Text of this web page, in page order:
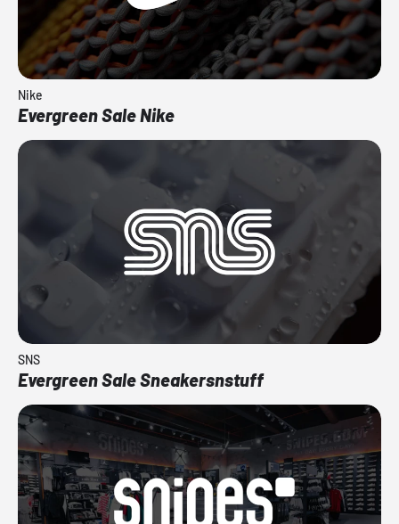
Nike
Evergreen Sale Nike
SNS
Evergreen Sale Sneakersnstuff